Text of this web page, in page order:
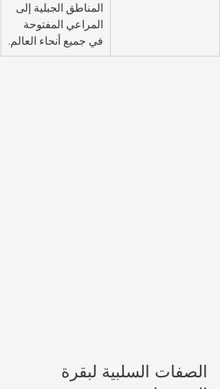
المناطق الجبلية إلى
المراعي المفتوحة
في جميع أنحاء العالم.
الصفات السلبية لبقرة